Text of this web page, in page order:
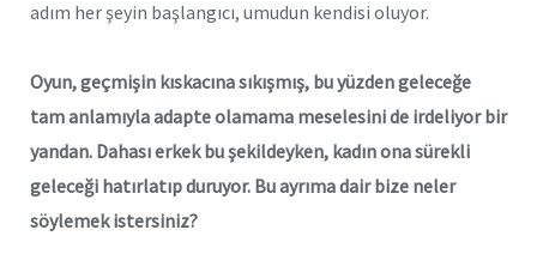
adım her şeyin başlangıcı, umudun kendisi oluyor.
Oyun, geçmişin kıskacına sıkışmış, bu yüzden geleceğe
tam anlamıyla adapte olamama meselesini de irdeliyor bir
yandan. Dahası erkek bu şekildeyken, kadın ona sürekli
geleceği hatırlatıp duruyor. Bu ayrıma dair bize neler
söylemek istersiniz?